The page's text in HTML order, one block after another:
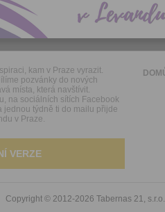
kam v Praze vyrazit.
pozvánky do nových
místa, která navštívit.
na sociálních sítích Facebook
jednou týdně ti do mailu přijde
v Praze.
VERZE
Copyright © 2012-2026 Tabernas 21, s.r.o.